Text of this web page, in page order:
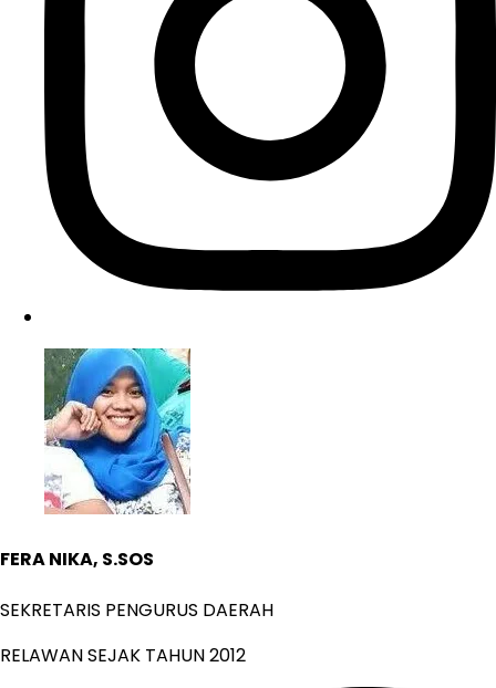
FERA NIKA, S.SOS
SEKRETARIS PENGURUS DAERAH
RELAWAN SEJAK TAHUN 2012